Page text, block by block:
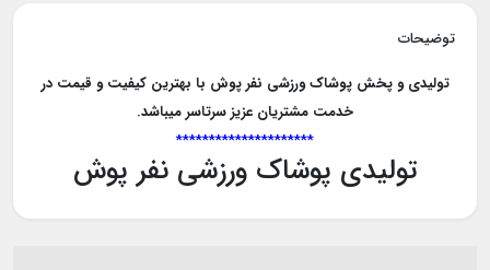
توضیحات
تولیدی و پخش پوشاک ورزشی نفر پوش با بهترین کیفیت و قیمت در
خدمت مشتریان عزیز سرتاسر میباشد.
*********************
تولیدی پوشاک ورزشی نفر پوش